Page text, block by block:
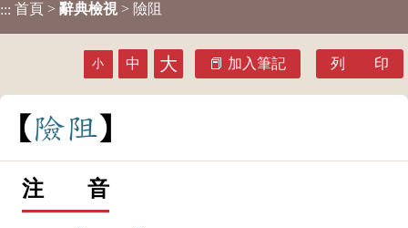
::: 首頁 > 辭典檢視 > 險阻
小 中 大 加入筆記 列 印
險阻
注 音